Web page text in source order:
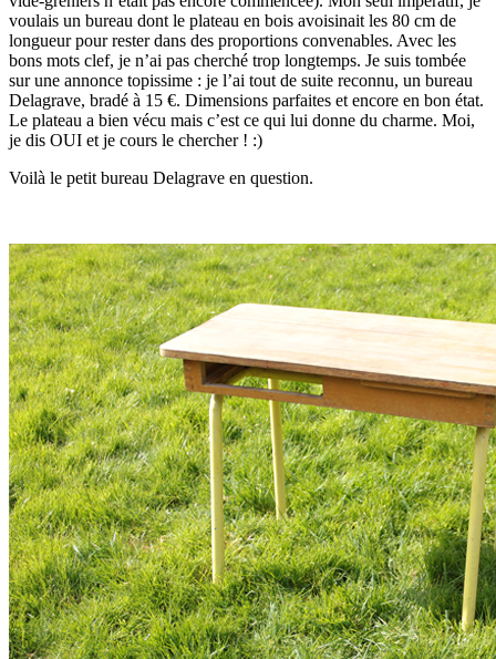
voulais un bureau dont le plateau en bois avoisinait les 80 cm de
longueur pour rester dans des proportions convenables. Avec les
bons mots clef, je n’ai pas cherché trop longtemps. Je suis tombée
sur une annonce topissime : je l’ai tout de suite reconnu, un bureau
Delagrave, bradé à 15 €. Dimensions parfaites et encore en bon état.
Le plateau a bien vécu mais c’est ce qui lui donne du charme. Moi,
je dis OUI et je cours le chercher ! :)
Voilà le petit bureau Delagrave en question.